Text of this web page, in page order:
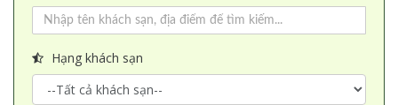
Hạng khách sạn